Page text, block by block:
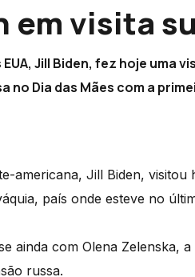
em visita
Jill Biden, fez hoje uma
no Dia das Mães com a
americana, Jill Biden,
país onde esteve no
ainda com Olena Zelenska,
russa.